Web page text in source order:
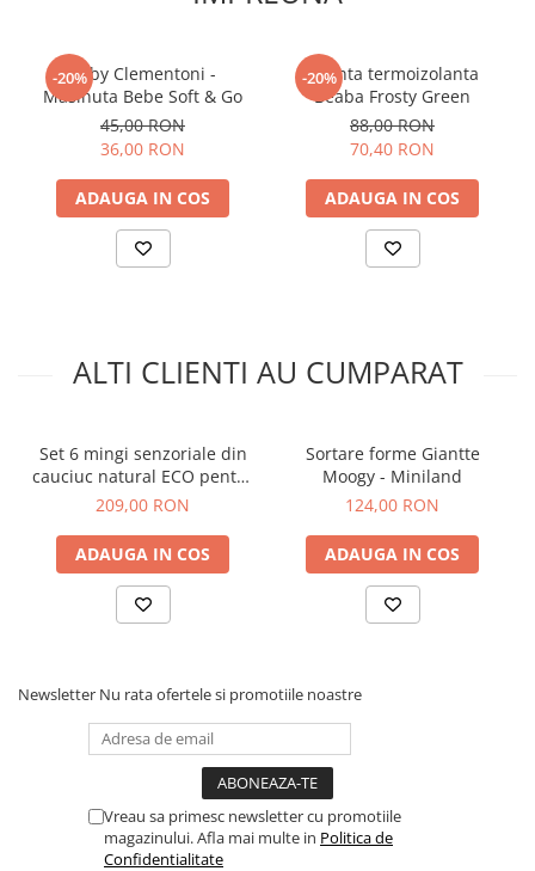
Nu lasati ambalajele jucariilor/produselor la indemana
inainte de a da produsul copilului. Va rugam sa
supravegheati copilul in timpul utilizarii. Pastrati
instructiunile si etichetele pentru referinte viitoare. Pastrati
jucaria departe de foc si feriti-o de temperaturi ridicate si
umiditate.
-20%Baby Clementoni -
Masinuta Bebe Soft & Go
45,00 RON
36,00 RON
ADAUGA IN COS
-20%
Geanta termoizolanta
Beaba Frosty Green
88,00 RON
70,40 RON
ADAUGA IN COS
ALTI CLIENTI AU CUMPARAT
Set 6 mingi senzoriale din
cauciuc natural ECO pentru
bebelusi
209,00 RON
ADAUGA IN COS
Sortare forme Giantte
Moogy - Miniland
124,00 RON
ADAUGA IN COS
Newsletter Nu rata ofertele si promotiile noastre
Vreau sa primesc newsletter cu promotiile
magazinului. Afla mai multe in Politica de
Confidentialitate